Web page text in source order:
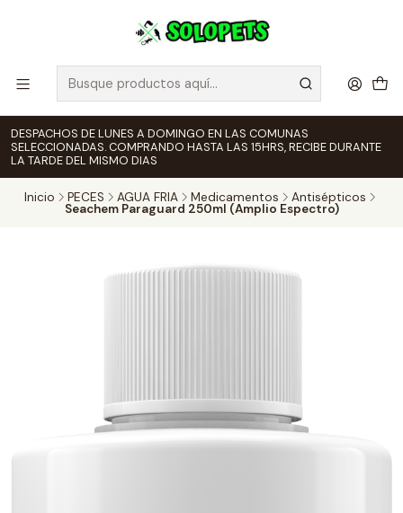
DESPACHOS DE LUNES A DOMINGO EN LAS COMUNAS
SELECCIONADAS. COMPRANDO HASTA LAS 15HRS, RECIBE DURANTE
LA TARDE DEL MISMO DIAS
Inicio PECES AGUA FRIA Medicamentos Antisépticos
Seachem Paraguard 250ml (Amplio Espectro)